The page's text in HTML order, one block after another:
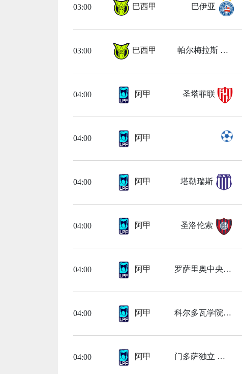
03:00 巴西甲 巴伊亚
03:00 巴西甲 帕尔梅拉斯
04:00 阿甲 圣塔菲联
04:00 阿甲
04:00 阿甲 塔勒瑞斯
04:00 阿甲 圣洛伦索
04:00 阿甲 罗萨里奥中央
04:00 阿甲 科尔多瓦学院
04:00 阿甲 门多萨独立